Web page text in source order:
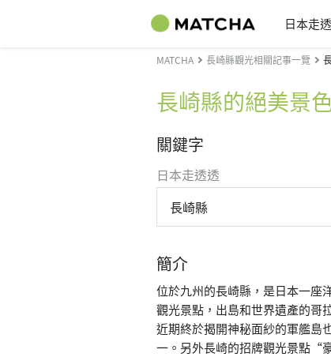
日本走
MATCHA 長崎縣觀光相關記事一覽
長崎縣的絕美景
關鍵字
日本走透透
長崎縣
簡介
位於九州的長崎縣，是日本一座
觀光景點，出島和世界遺產的哥
近期終於揭開神秘面紗的軍艦島
一。另外長崎的招牌觀光景點“